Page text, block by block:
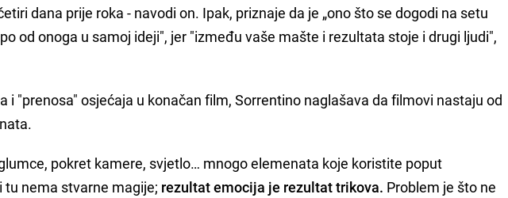
dana prije roka - navodi on. Ipak, priznaje da je „ono što se dogodi na setu
od onoga u samoj ideji", jer "između vaše mašte i rezultata stoje i drugi ljudi",
i "prenosa" osjećaja u konačan film, Sorrentino naglašava da filmovi nastaju od
pokret kamere, svjetlo… mnogo elemenata koje koristite poput
tu nema stvarne magije; rezultat emocija je rezultat trikova. Problem je što ne